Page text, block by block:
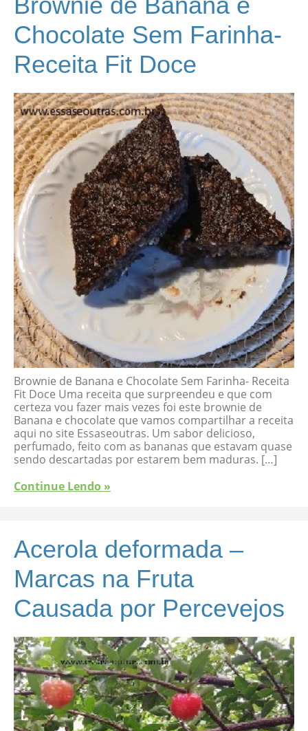
Chocolate Sem Farinha-
Receita Fit Doce
Brownie de Banana e Chocolate Sem Farinha- Receita
Fit Doce Uma receita que surpreendeu e que com
certeza vou fazer mais vezes foi este brownie de
Banana e chocolate que vamos compartilhar a receita
aqui no site Essaseoutras. Um sabor delicioso,
perfumado, feito com as bananas que estavam quase
sendo descartadas por estarem bem maduras. […]
Continue Lendo »
Acerola deformada –
Marcas na Fruta
Causada por Percevejos